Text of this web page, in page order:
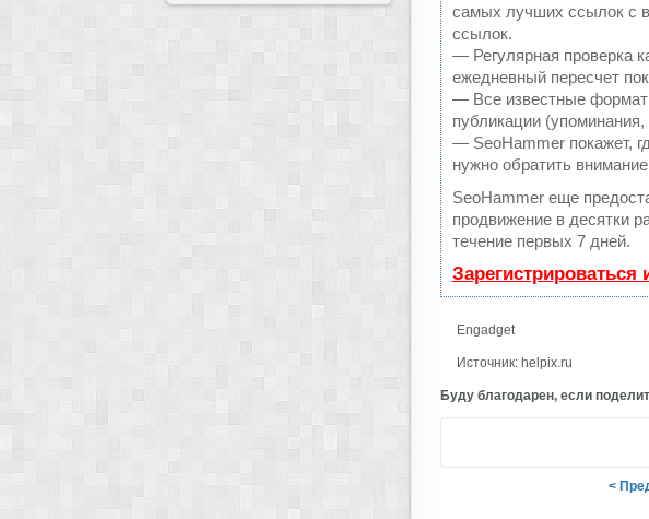
самых лучших ссылок с
ссылок.
— Регулярная проверка
ежедневный пересчет
— Все известные
публикации
— SeoHammer покажет,
нужно обратить
SeoHammer еще
продвижение в десятки
течение первых 7 дней.
Engadget
Источник: helpix.ru
Буду благодарен, если
<